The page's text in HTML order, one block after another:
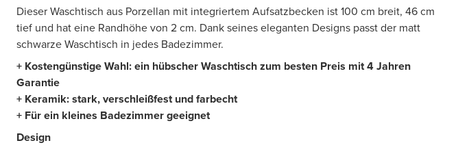
Dieser Waschtisch aus Porzellan mit integriertem Aufsatzbecken ist 100 cm breit, 46 cm
tief und hat eine Randhöhe von 2 cm. Dank seines eleganten Designs passt der matt
schwarze Waschtisch in jedes Badezimmer.
+ Kostengünstige Wahl: ein hübscher Waschtisch zum besten Preis mit 4 Jahren
Garantie
+ Keramik: stark, verschleißfest und farbecht
+ Für ein kleines Badezimmer geeignet
Design